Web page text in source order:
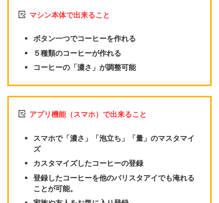
マシン本体で出来ること
ボタン一つでコーヒーを作れる
５種類のコーヒーが作れる
コーヒーの「濃さ」が調整可能
アプリ機能（スマホ）で出来ること
スマホで「濃さ」「泡立ち」「量」のマスタマイ
ズ
カスタマイズしたコーヒーの登録
登録したコーヒーを他のバリスタアイでも淹れる
ことが可能。